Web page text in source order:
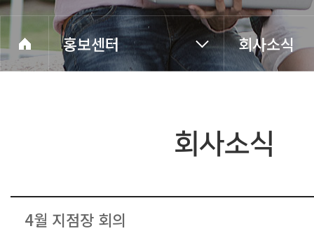
홍보센터 회사소식
회사소식
4월 지점장 회의